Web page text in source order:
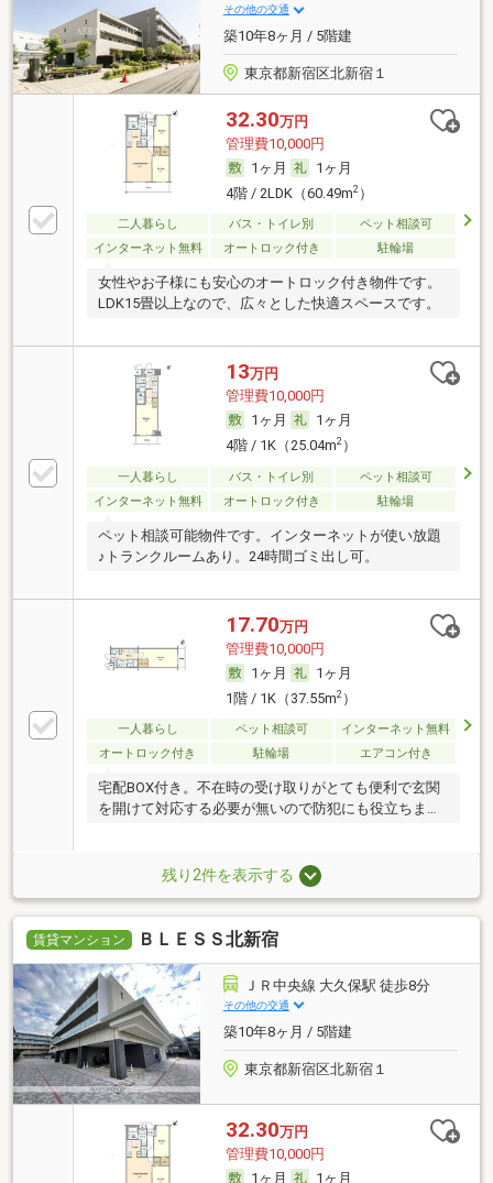
その他の交通
築10年8ヶ月 / 5階建
東京都新宿区北新宿１
32.30万円
管理費10,000円
1ヶ月
1ヶ月
4階 / 2LDK（60.49m2）
二人暮らし バス・トイレ別
ペット相談可
インターネット無料
オートロック付き 駐輪場
女性やお子様にも安心のオートロック付き物件です。
LDK15畳以上なので、広々とした快適スペースです。
13万円
管理費10,000円
1ヶ月
1ヶ月
4階 / 1K（25.04m2）
一人暮らし バス・トイレ別
ペット相談可
インターネット無料
オートロック付き 駐輪場
ペット相談可能物件です。インターネットが使い放題
♪トランクルームあり。24時間ゴミ出し可。
17.70万円
管理費10,000円
1ヶ月
1ヶ月
1階 / 1K（37.55m2）
一人暮らし ペット相談可
インターネット無料
オートロック付き
駐輪場 エアコン付き
宅配BOX付き。不在時の受け取りがとても便利で玄関
を開けて対応する必要が無いので防犯にも役立ちま
残り2件を表示する
賃貸マンション ＢＬＥＳＳ北新宿
ＪＲ中央線 大久保駅 徒歩8分
その他の交通
築10年8ヶ月 / 5階建
東京都新宿区北新宿１
32.30万円
管理費10,000円
1ヶ月
1ヶ月